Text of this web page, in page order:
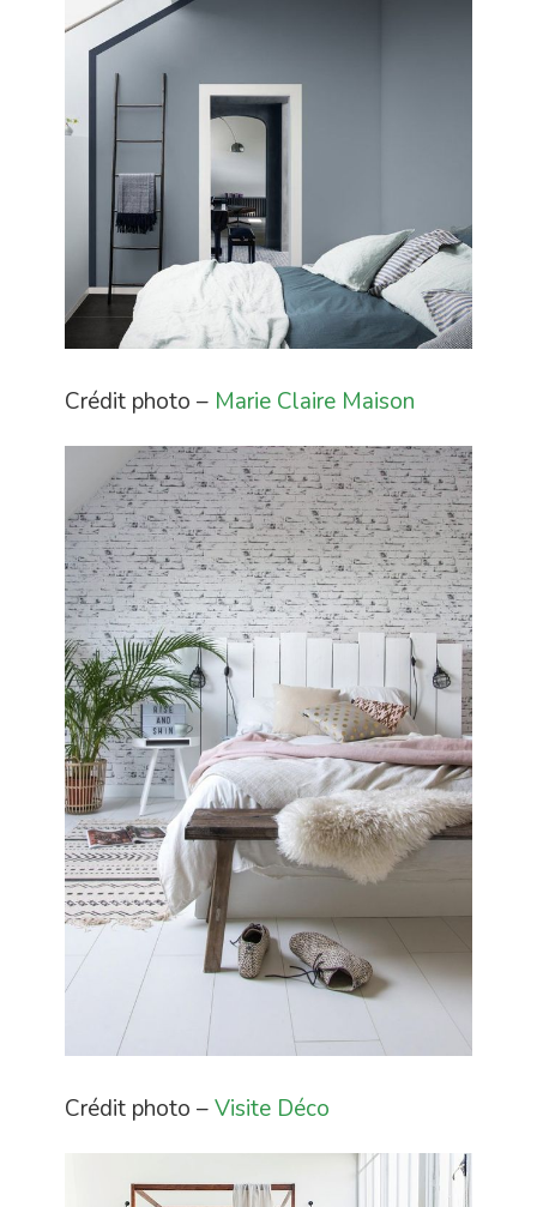
Crédit photo – Marie Claire Maison
Crédit photo –Visite Déco